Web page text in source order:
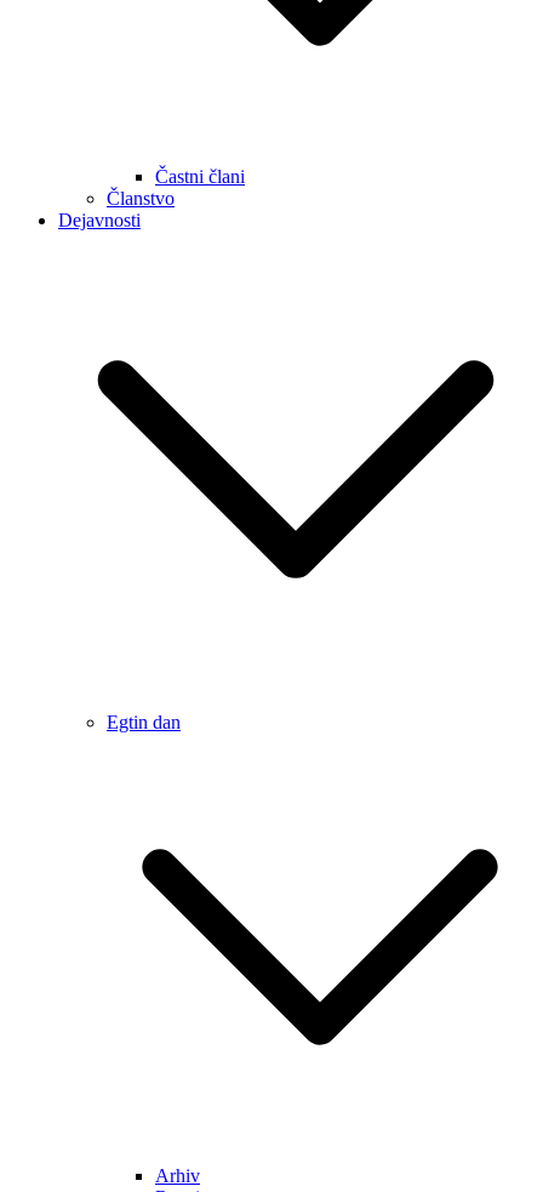
Častni člani
Članstvo
Dejavnosti
Egtin dan
Arhiv